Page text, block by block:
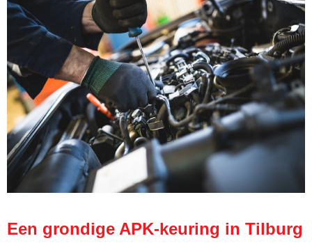
Een grondige APK-keuring in Tilburg